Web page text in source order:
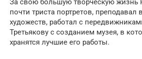
За свою большую творческую жизнь
почти триста портретов, преподавал
художеств, работал с
Третьякову с созданием музея, в
хранятся лучшие его работы.